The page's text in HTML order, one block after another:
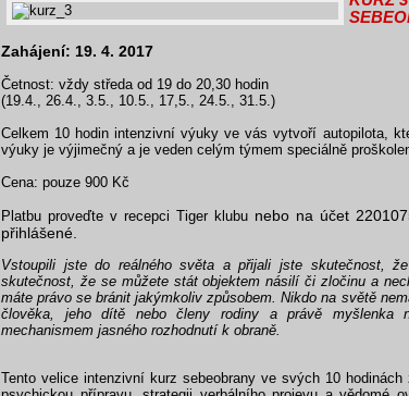
Zahájení: 19. 4. 2017
Četnost: vždy středa od 19 do 20,30 hodin
(19.4., 26.4., 3.5., 10.5., 17,5., 24.5., 31.5.)
Celkem 10 hodin intenzivní výuky ve vás vytvoří autopilota,
výuky je výjimečný a je veden celým týmem speciálně
Cena: pouze 900 Kč
Platbu proveďte v recepci Tiger klubu nebo na účet
přihlášené.
Vstoupili jste do reálného světa a přijali jste skutečnost,
skutečnost, že se můžete stát objektem násilí či zločinu a
máte právo se bránit jakýmkoliv způsobem. Nikdo na světě
člověka, jeho dítě nebo členy rodiny a právě myšlenka
mechanismem jasného rozhodnutí k obraně.
Tento velice intenzivní kurz sebeobrany ve svých 10